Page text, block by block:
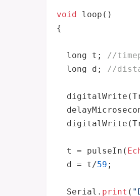
void loop()
{
long t; //
long d; //
t = pulseIn(
d = t/59
Serial. print (